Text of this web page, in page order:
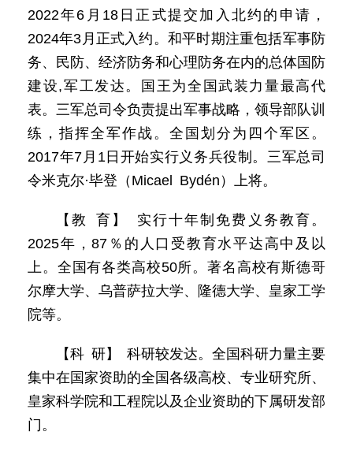
2022年6月18日正式提交加入北约的申请，
2024年3月正式入约。和平时期注重包括军事防
务、民防、经济防务和心理防务在内的总体国防
建设,军工发达。国王为全国武装力量最高代
表。三军总司令负责提出军事战略，领导部队训
练，指挥全军作战。全国划分为四个军区。
2017年7月1日开始实行义务兵役制。三军总司
令米克尔·毕登（Micael Bydén）上将。
【教 育】 实行十年制免费义务教育。
2025年，87％的人口受教育水平达高中及以
上。全国有各类高校50所。著名高校有斯德哥
尔摩大学、乌普萨拉大学、隆德大学、皇家工学
院等。
【科 研】 科研较发达。全国科研力量主要
集中在国家资助的全国各级高校、专业研究所、
皇家科学院和工程院以及企业资助的下属研发部
门。